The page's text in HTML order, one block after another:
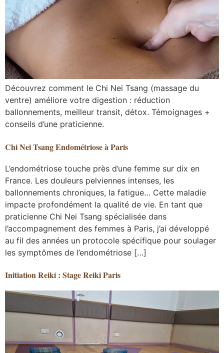
Découvrez comment le Chi Nei Tsang (massage du
ventre) améliore votre digestion : réduction
ballonnements, meilleur transit, détox. Témoignages +
conseils d’une praticienne.
Chi Nei Tsang Endométriose à Paris
L’endométriose touche près d’une femme sur dix en
France. Les douleurs pelviennes intenses, les
ballonnements chroniques, la fatigue… Cette maladie
impacte profondément la qualité de vie. En tant que
praticienne Chi Nei Tsang spécialisée dans
l’accompagnement des femmes à Paris, j’ai développé
au fil des années un protocole spécifique pour soulager
les symptômes de l’endométriose […]
Initiation Reiki : Stage Reiki Paris